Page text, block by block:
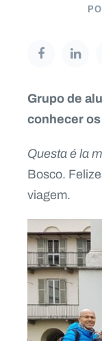
Grupo de
conhecer
Questa é la
Bosco.
viagem.